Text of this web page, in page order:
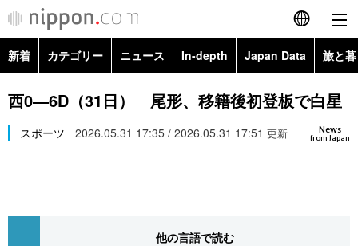
English
简体字
繁體字
新着 カテゴリー ニュース In-depth Japan Data 旅と
政治・外交
経済・ビジネス
社会
Topics
Images
西0―6D（31日） 尾形、移籍後初登板で白星
News
from Japan
スポーツ 2026.05.31 17:35 / 2026.05.31 17:51 更新
他の言語で読む